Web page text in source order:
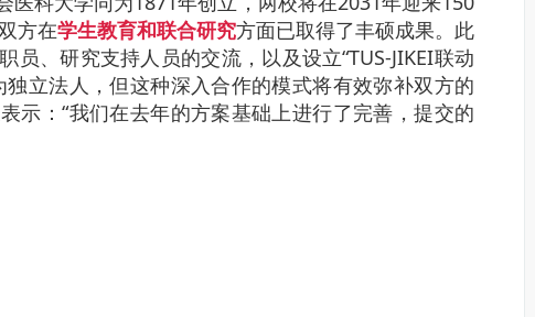
方在学生教育和联合研究方面已取得了丰硕成果。 此
、研究支持人员的交流，以及设立“TUS-JIKEI联动
独立法人，但这种深入合作的模式将有效弥补双方的
示：“我们在去年的方案基础上进行了完善，提交的